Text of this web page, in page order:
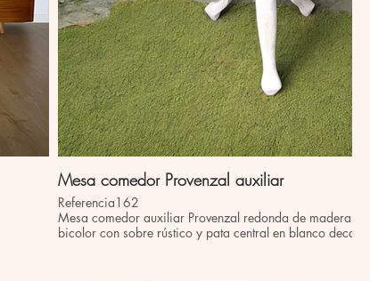
Mesa comedor Provenzal auxiliar
Referencia162
Mesa comedor auxiliar Provenzal redonda de madera de teca, con terminado
bicolor con sobre rústico y pata central en blanco